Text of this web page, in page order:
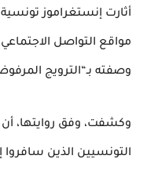
أثارت إنستغراموز
مواقع التواصل
وصفته بـ“الترويج
وكشفت، وفق روايتها،
التونسيين الذين سافروا